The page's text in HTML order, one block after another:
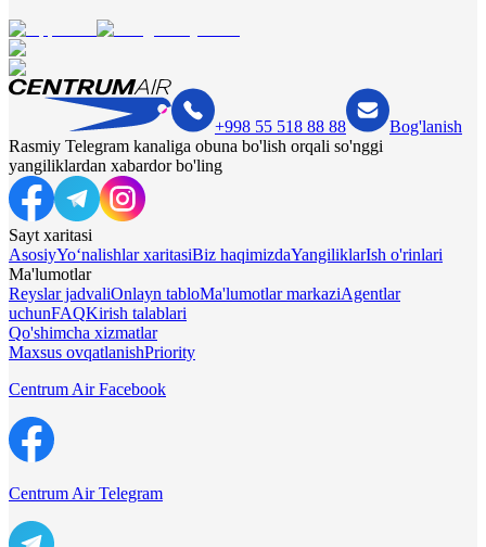
+998 55 518 88 88
Bog'lanish
Rasmiy Telegram kanaliga obuna bo'lish orqali so'nggi
yangiliklardan xabardor bo'ling
Sayt xaritasi
AsosiyYo‘nalishlar xaritasiBiz haqimizdaYangiliklarIsh o'rinlari
Ma'lumotlar
Reyslar jadvaliOnlayn tabloMa'lumotlar markaziAgentlar
uchunFAQKirish talablari
Qo'shimcha xizmatlar
Maxsus ovqatlanishPriority
Centrum Air Facebook
Centrum Air Telegram